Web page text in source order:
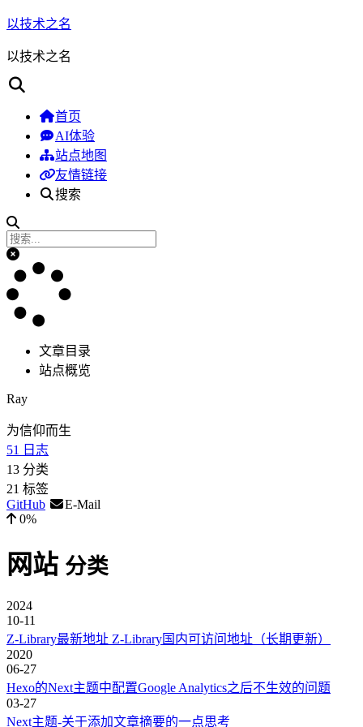
以技术之名
以技术之名
首页
AI体验
站点地图
友情链接
搜索
文章目录
站点概览
Ray
为信仰而生
51
日志
13 分类
21 标签
GitHub
E-Mail
0%
网站 分类
2024
10-11
Z-Library最新地址 Z-Library国内可访问地址（长期更新）
2020
06-27
Hexo的Next主题中配置Google Analytics之后不生效的问题
03-27
Next主题-关于添加文章摘要的一点思考